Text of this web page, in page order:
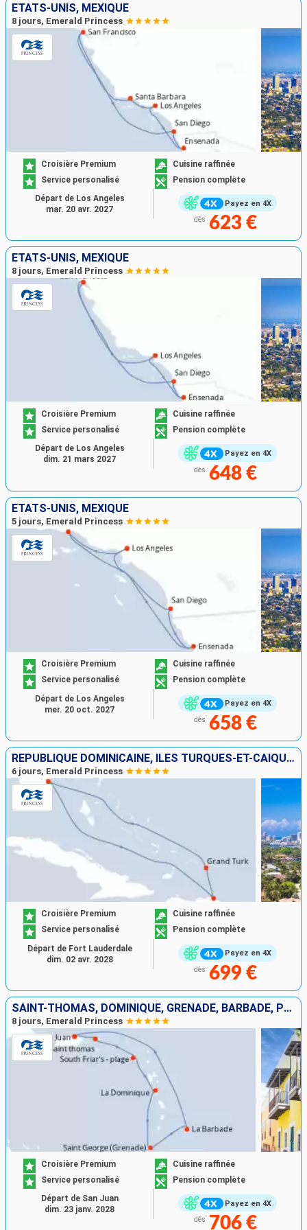
l’enrichissement personnel, des professionnels locaux
donneront des cours aux quelques amateurs
concernés dans le Centre des Conférences. Un salon
d’observation est également accessible pour une vue
imprenable sur la poupe et l’océan.
ÉTATS-UNIS, MEXIQUE
8 jours, Emerald Princess
Payez en 4X
Croisière Premium
Cuisine raffinée
Service personalisé
Pension complète
dès 623 €
Départ de Los Angeles
mar. 20 avr. 2027
ÉTATS-UNIS, MEXIQUE
8 jours, Emerald Princess
Payez en 4X
Croisière Premium
Cuisine raffinée
Service personalisé
Pension complète
dès 648 €
Départ de Los Angeles
dim. 21 mars 2027
ÉTATS-UNIS, MEXIQUE
5 jours, Emerald Princess
Payez en 4X
Croisière Premium
Cuisine raffinée
Service personalisé
Pension complète
dès 658 €
Départ de Los Angeles
mer. 20 oct. 2027
RÉPUBLIQUE DOMINICAINE, ÎLES TURQUES-ET-CAÏQUES, ÉTATS-UNIS
6 jours, Emerald Princess
Payez en 4X
Croisière Premium
Cuisine raffinée
Service personalisé
Pension complète
dès 699 €
Départ de Fort Lauderdale
dim. 02 avr. 2028
SAINT-THOMAS, DOMINIQUE, GRENADE, BARBADE, PORTO RICO
8 jours, Emerald Princess
Payez en 4X
Croisière Premium
Cuisine raffinée
Service personalisé
Pension complète
dès 706 €
Départ de San Juan
dim. 23 janv. 2028